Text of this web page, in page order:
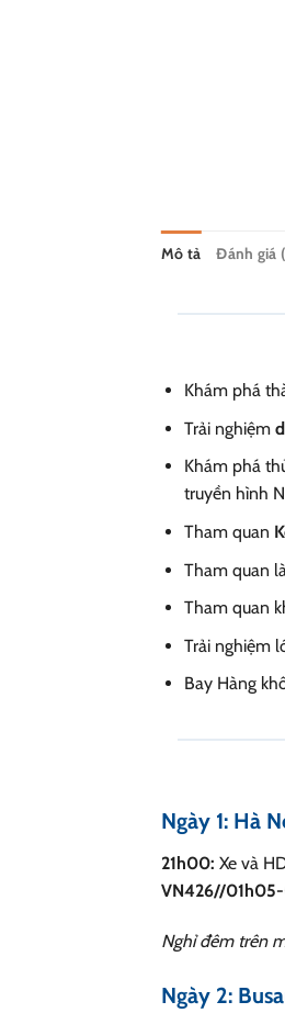
Mô tả Đánh giá
Khám phá
Trải nghiệm
Khám phá
truyền hình
Tham quan
Tham quan
Tham quan
Trải nghiệm
Bay Hàng
Ngày 1: Hà
21h00: Xe và
VN426//
Nghỉ đêm trên
Ngày 2: